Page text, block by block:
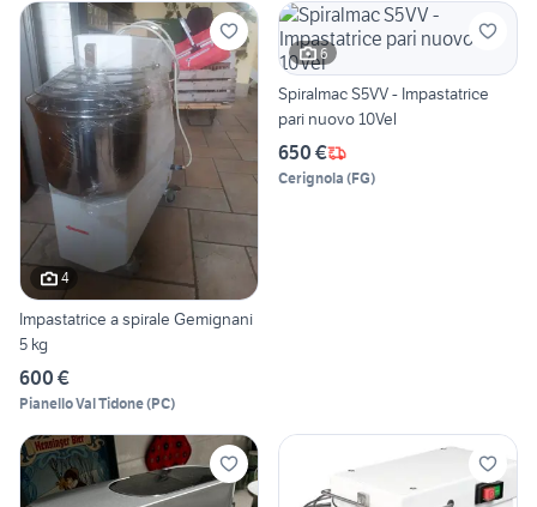
4
Impastatrice a spirale Gemignani
5 kg
600 €
Pianello Val Tidone(PC)
6
Spiralmac S5VV - Impastatrice
pari nuovo 10Vel
650 €
Cerignola (FG)